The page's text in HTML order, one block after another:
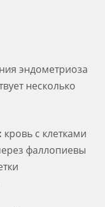
эндометриоза
несколько
кровь с клетками
фаллопиевы